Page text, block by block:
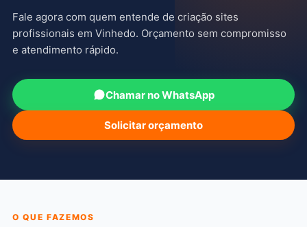
Fale agora com quem entende de criação sites
profissionais em Vinhedo. Orçamento sem compromisso
e atendimento rápido.
Chamar no WhatsApp
Solicitar orçamento
O QUE FAZEMOS